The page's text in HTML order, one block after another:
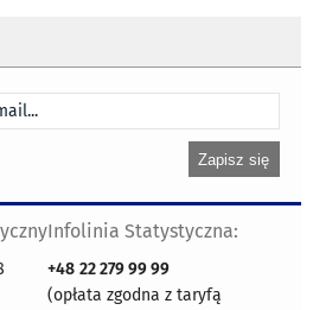
Infolinia Statystyczna:
+48 22 279 99 99
(opłata zgodna z taryfą